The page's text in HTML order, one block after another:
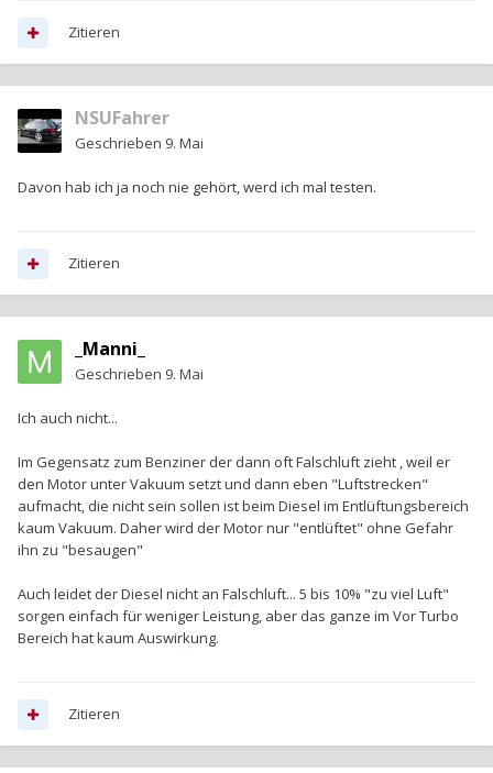
Zitieren
NSUFahrer
Geschrieben 9. Mai
Davon hab ich ja noch nie gehört, werd ich mal testen.
Zitieren
_Manni_
Geschrieben 9. Mai
Ich auch nicht...
Im Gegensatz zum Benziner der dann oft Falschluft zieht , weil er
den Motor unter Vakuum setzt und dann eben "Luftstrecken"
aufmacht, die nicht sein sollen ist beim Diesel im Entlüftungsbereich
kaum Vakuum. Daher wird der Motor nur "entlüftet" ohne Gefahr
ihn zu "besaugen"
Auch leidet der Diesel nicht an Falschluft... 5 bis 10% "zu viel Luft"
sorgen einfach für weniger Leistung, aber das ganze im Vor Turbo
Bereich hat kaum Auswirkung.
Zitieren